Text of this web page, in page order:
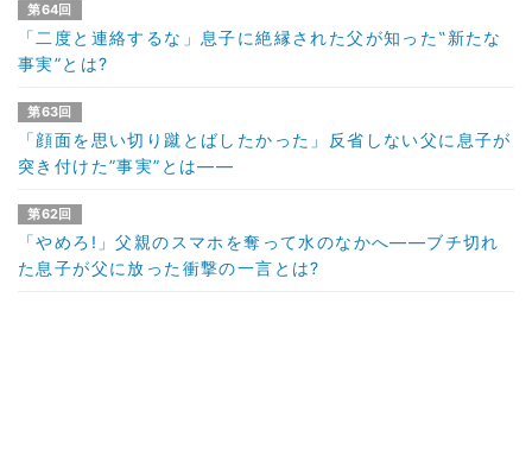
第64回
「二度と連絡するな」息子に絶縁された父が知った‟新たな
事実”とは?
第63回
「顔面を思い切り蹴とばしたかった」反省しない父に息子が
突き付けた”事実”とは――
第62回
「やめろ!」父親のスマホを奪って水のなかへ――ブチ切れ
た息子が父に放った衝撃の一言とは?